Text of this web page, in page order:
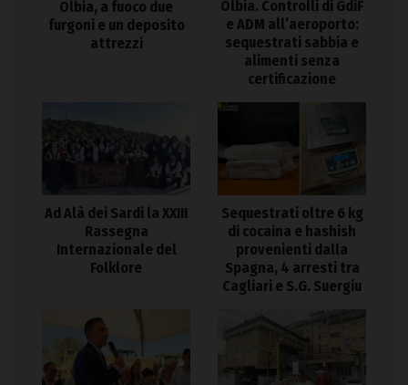
Olbia, a fuoco due
furgoni e un deposito
attrezzi
Olbia. Controlli di GdiF
e ADM all’aeroporto:
sequestrati sabbia e
alimenti senza
certificazione
Ad Alà dei Sardi la XXIII
Rassegna
Internazionale del
Folklore
Sequestrati oltre 6 kg
di cocaina e hashish
provenienti dalla
Spagna, 4 arresti tra
Cagliari e S.G. Suergiu